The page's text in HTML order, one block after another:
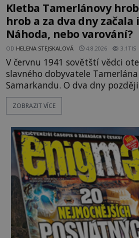
Kletba Tamerlánovy
hrob a za dva dny začala
Náhoda, nebo varování?
OD HELENA STEJSKALOVÁ 4.8.2026 3.1TIS
V červnu 1941 sovětští vědci
slavného dobyvatele
Samarkandu. O dva dny
Německo zahajuje operaci
Sovětský svaz. Shoda dat je
na legendě něco pravdy, nebo
souhru okolností? Když antropolog Michail
Gerasimov (1907-1970) a
ZOBRAZIT VÍCE